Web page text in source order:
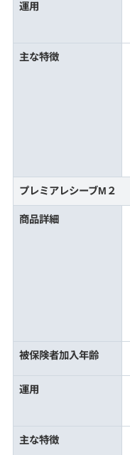
運用
主な特徴
プレミアレシーブM２
商品詳細
被保険者加入年齢
運用
主な特徴